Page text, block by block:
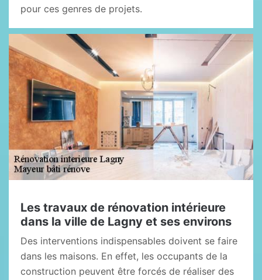
pour ces genres de projets.
Les travaux de rénovation intérieure
dans la ville de Lagny et ses environs
Des interventions indispensables doivent se faire
dans les maisons. En effet, les occupants de la
construction peuvent être forcés de réaliser des